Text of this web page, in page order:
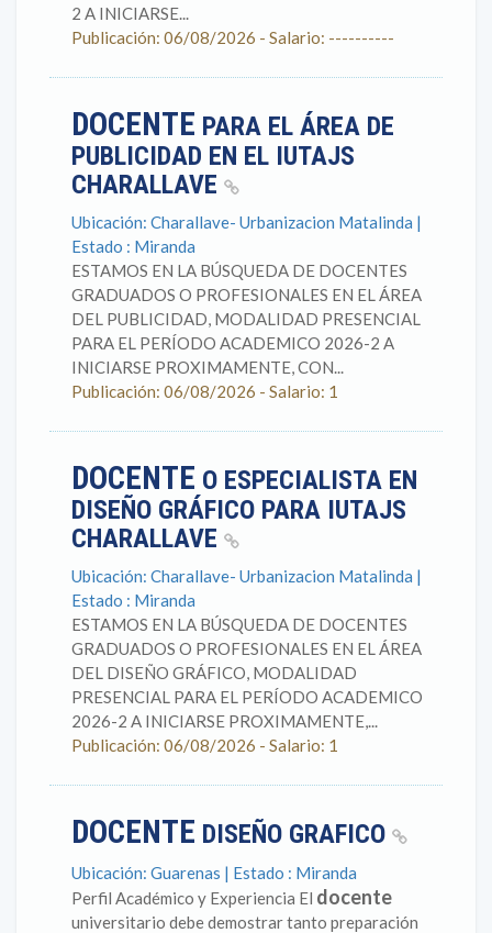
2 A INICIARSE...
Publicación: 06/08/2026 - Salario: ----------
DOCENTE PARA EL ÁREA DE
PUBLICIDAD EN EL IUTAJS
CHARALLAVE
Ubicación: Charallave- Urbanizacion Matalinda |
Estado : Miranda
ESTAMOS EN LA BÚSQUEDA DE DOCENTES
GRADUADOS O PROFESIONALES EN EL ÁREA
DEL PUBLICIDAD, MODALIDAD PRESENCIAL
PARA EL PERÍODO ACADEMICO 2026-2 A
INICIARSE PROXIMAMENTE, CON...
Publicación: 06/08/2026 - Salario: 1
DOCENTE O ESPECIALISTA EN
DISEÑO GRÁFICO PARA IUTAJS
CHARALLAVE
Ubicación: Charallave- Urbanizacion Matalinda |
Estado : Miranda
ESTAMOS EN LA BÚSQUEDA DE DOCENTES
GRADUADOS O PROFESIONALES EN EL ÁREA
DEL DISEÑO GRÁFICO, MODALIDAD
PRESENCIAL PARA EL PERÍODO ACADEMICO
2026-2 A INICIARSE PROXIMAMENTE,...
Publicación: 06/08/2026 - Salario: 1
DOCENTE DISEÑO GRAFICO
Ubicación: Guarenas | Estado : Miranda
Perfil Académico y Experiencia El docente
universitario debe demostrar tanto preparación